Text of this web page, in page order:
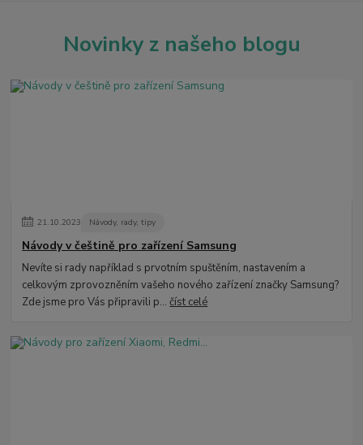
Novinky z našeho blogu
21.10.2023 Návody, rady, tipy
Návody v češtině pro zařízení Samsung
Nevíte si rady například s prvotním spuštěním, nastavením a
celkovým zprovozněním vašeho nového zařízení značky Samsung?
Zde jsme pro Vás připravili p...číst celé